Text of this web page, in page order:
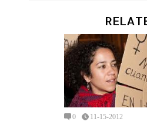
0 11-15-2012